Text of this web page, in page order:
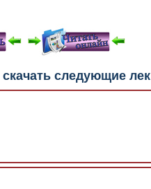
ошибки отображения
исходных
следующие